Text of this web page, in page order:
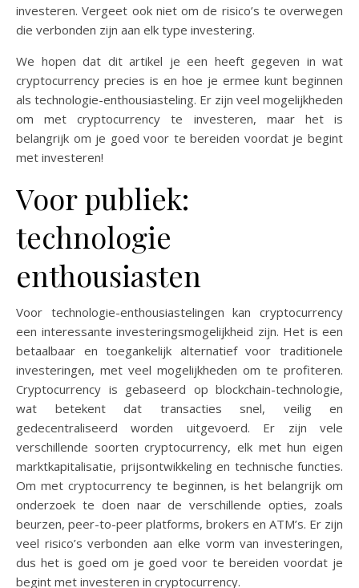
investeren. Vergeet ook niet om de risico’s te overwegen
die verbonden zijn aan elk type investering.
We hopen dat dit artikel je een heeft gegeven in wat
cryptocurrency precies is en hoe je ermee kunt beginnen
als technologie-enthousiasteling. Er zijn veel mogelijkheden
om met cryptocurrency te investeren, maar het is
belangrijk om je goed voor te bereiden voordat je begint
met investeren!
Voor publiek:
technologie
enthousiasten
Voor technologie-enthousiastelingen kan cryptocurrency
een interessante investeringsmogelijkheid zijn. Het is een
betaalbaar en toegankelijk alternatief voor traditionele
investeringen, met veel mogelijkheden om te profiteren.
Cryptocurrency is gebaseerd op blockchain-technologie,
wat betekent dat transacties snel, veilig en
gedecentraliseerd worden uitgevoerd. Er zijn vele
verschillende soorten cryptocurrency, elk met hun eigen
marktkapitalisatie, prijsontwikkeling en technische functies.
Om met cryptocurrency te beginnen, is het belangrijk om
onderzoek te doen naar de verschillende opties, zoals
beurzen, peer-to-peer platforms, brokers en ATM’s. Er zijn
veel risico’s verbonden aan elke vorm van investeringen,
dus het is goed om je goed voor te bereiden voordat je
begint met investeren in cryptocurrency.